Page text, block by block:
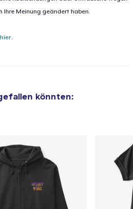
Ihre Meinung geändert haben.
hier.
könnten:
gehen